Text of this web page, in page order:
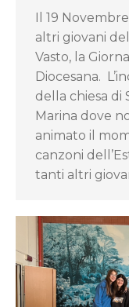
Il 19
altri giovani
Vasto, la
Diocesana.
della chiesa di
Marina dove
animato il
canzoni
tanti altri